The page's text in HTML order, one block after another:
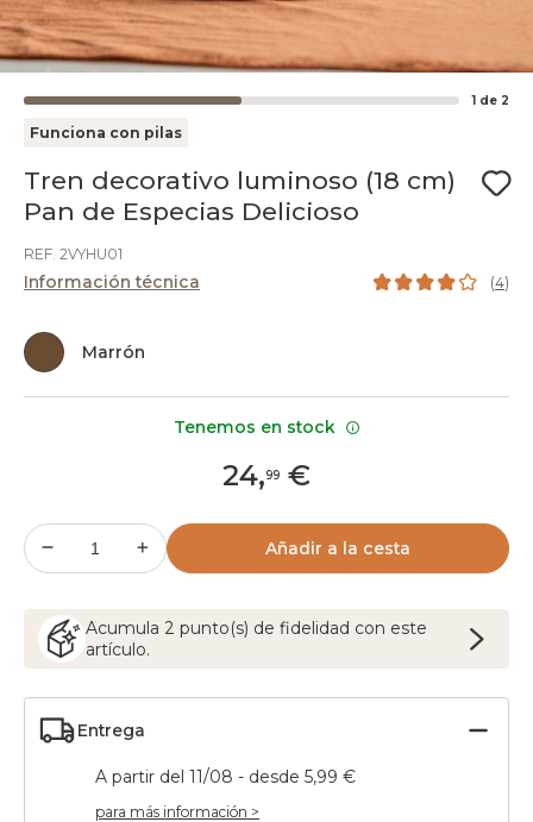
1 de 2
Funciona con pilas
Tren decorativo luminoso (18 cm)
Pan de Especias Delicioso
REF. 2VYHU01
Información técnica (4)
Marrón
24,99 €
Añadir a la cesta
Acumula 2 punto(s) de fidelidad con este
artículo.
Entrega
A partir del 11/08 - desde 5,99 €
para más información >